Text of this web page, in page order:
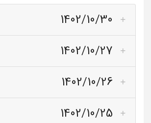
1402/10/30
1402/10/27
1402/10/26
1402/10/25